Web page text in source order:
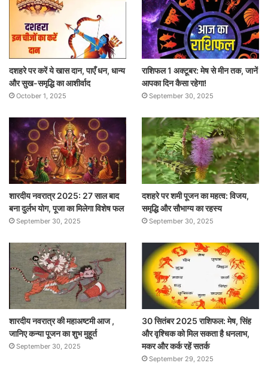
दशहरे पर करें ये खास दान, पाएँ धन, धान्य
और सुख-समृद्धि का आशीर्वाद
October 1, 2025
राशिफल 1 अक्टूबर: मेष से मीन तक, जानें
आपका दिन कैसा रहेगा!
September 30, 2025
शारदीय नवरात्र 2025: 27 साल बाद
बना दुर्लभ योग, पूजा का मिलेगा विशेष फल
September 30, 2025
दशहरे पर शमी पूजन का महत्व: विजय,
समृद्धि और सौभाग्य का रहस्य
September 30, 2025
शारदीय नवरात्र की महाअष्टमी आज ,
जानिए कन्या पूजन का शुभ मुहूर्त
September 30, 2025
30 सितंबर 2025 राशिफल: मेष, सिंह
और वृश्चिक को मिल सकता है धनलाभ,
मकर और कर्क रहें सतर्क
September 29, 2025